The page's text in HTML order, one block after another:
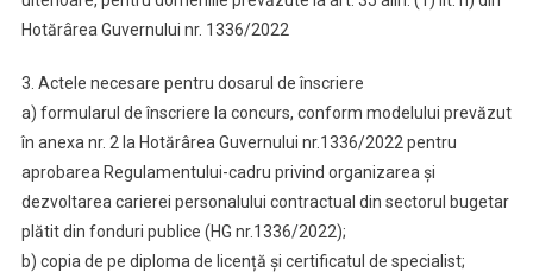
Hotărârea Guvernului nr. 1336/2022
3. Actele necesare pentru dosarul de înscriere
a) formularul de înscriere la concurs, conform modelului prevăzut
în anexa nr. 2 la Hotărârea Guvernului nr.1336/2022 pentru
aprobarea Regulamentului-cadru privind organizarea și
dezvoltarea carierei personalului contractual din sectorul bugetar
plătit din fonduri publice (HG nr.1336/2022);
b) copia de pe diploma de licență și certificatul de specialist;